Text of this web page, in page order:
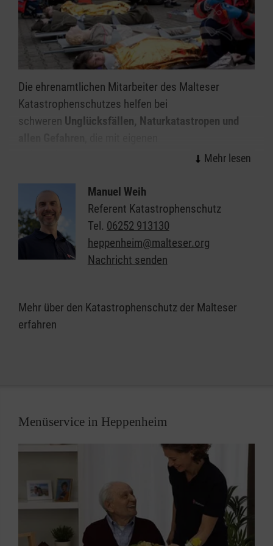
Die ehrenamtlichen Mitarbeiter des Malteser
Katastrophenschutzes helfen bei
schweren Unglücksfällen, Naturkatastropen und
Selbsthilfemaßnahmen nicht mehr bewältigt werden
Katastrophenschutzes sind zur Stelle, wenn die
Kräfte des Rettungsdienstes und der Feuerwehr
nicht ausreichen.
Malteser und Behörden bilden eine bewährte
Partnerschaft zum Schutz der Bevölkerung bei
Ausbildung
wieder üben. Schließlich muss im Ernstfall jeder
Handgriff sitzen. Da eine SEG im Einsatzfall als
autarke Einheit arbeitet, müssen auch nicht
medizinische Kenntnisse geschult werden.
Zu den speziellen Ausbildungsinhalten gehören u.a.
spezielle taktische Ansätze
Aufbau von Verletztensammelstellen bzw.
Manuel Weih
Referent Katastrophenschutz
Tel. 06252 913130
heppenheim@malteser.org
Nachricht senden
Mehr über den Katastrophenschutz der Malteser
erfahren
Menüservice in Heppenheim